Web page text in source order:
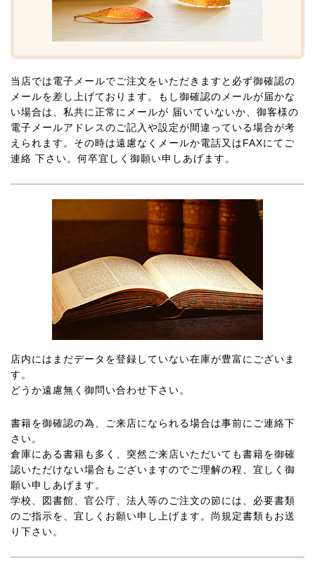
当店では電子メールでご注文をいただきますと必ず御確認の
メールを差し上げております。もし御確認のメールが届かな
い場合は、私共に正常にメールが 届いていないか、御客様の
電子メールアドレスのご記入や設定が間違っている場合が考
えられます。その時は遠慮なくメールか電話又はFAXにてご
連絡 下さい。何卒宜しく御願い申しあげます。
店内にはまだデータを登録していない在庫が豊富にございま
す。
どうか遠慮無く御問い合わせ下さい。
書籍を御確認の為、ご来店になられる場合は事前にご連絡下
さい。
倉庫にある書籍も多く、突然ご来店いただいても書籍を御確
認いただけない場合もございますのでご理解の程、宜しく御
願い申しあげます。
学校、図書館、官公庁、法人等のご注文の節には、必要書類
のご指示を、宜しくお願い申し上げます。尚規定書類もお送
り下さい。